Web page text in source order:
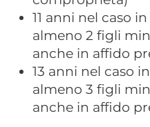
11 anni nel caso
almeno 2 figli
anche in affido
13 anni nel caso
almeno 3 figli
anche in affido